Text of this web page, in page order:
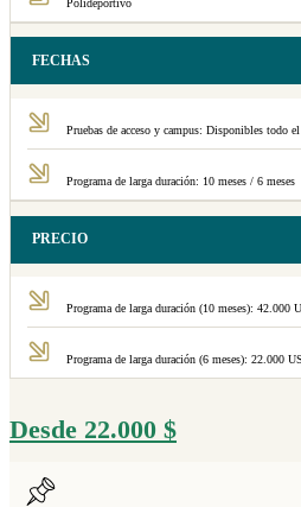
FECHAS
Pruebas de acceso y campus: Disponibles todo
Programa de larga duración: 10 meses / 6 meses
PRECIO
Programa de larga duración (10 meses): 42.000
Programa de larga duración (6 meses): 22.000
Desde 22.000 $